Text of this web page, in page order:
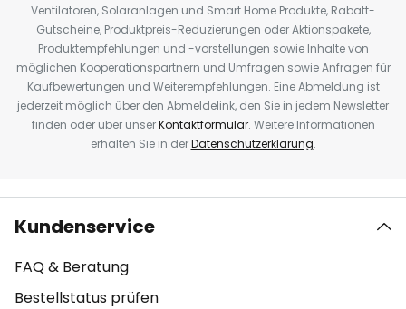
Ventilatoren, Solaranlagen und Smart Home Produkte, Rabatt-
Gutscheine, Produktpreis-Reduzierungen oder Aktionspakete,
Produktempfehlungen und -vorstellungen sowie Inhalte von
möglichen Kooperationspartnern und Umfragen sowie Anfragen für
Kaufbewertungen und Weiterempfehlungen. Eine Abmeldung ist
jederzeit möglich über den Abmeldelink, den Sie in jedem Newsletter
finden oder über unserKontaktformular. Weitere Informationen
erhalten Sie in derDatenschutzerklärung.
Kundenservice
FAQ & Beratung
Bestellstatus prüfen